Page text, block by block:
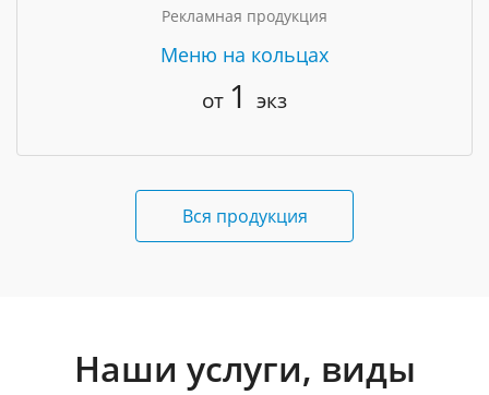
Рекламная продукция
Меню на кольцах
от 1 экз
Вся продукция
Наши услуги, виды